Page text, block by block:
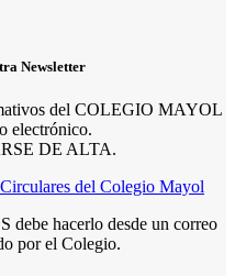
Newsletter
del COLEGIO MAYOL
electrónico.
DE ALTA.
hacerlo desde un correo
por el Colegio.